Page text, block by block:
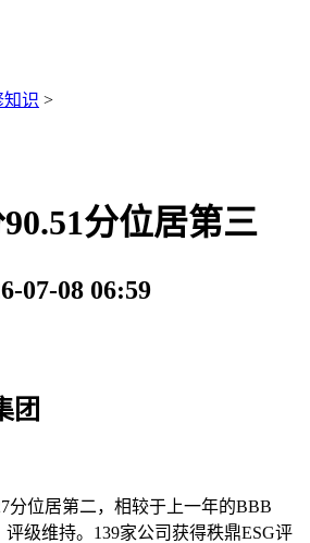
知识 >
分位居第三
07-08 06:59
团
位居第二，相较于上一年的BBB
评级维持。139家公司获得秩鼎ESG评